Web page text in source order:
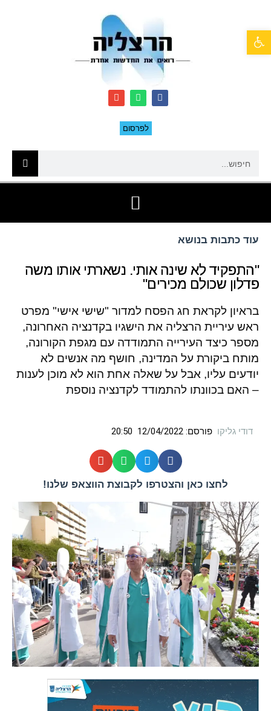
לפרסום
עוד כתבות בנושא
"התפקיד לא שינה אותי. נשארתי אותו משה
פדלון שכולם מכירים"
בראיון לקראת חג הפסח למדור "שישי אישי" מפרט
ראש עיריית הרצליה את הישגיו בקדנציה האחרונה,
מספר כיצד העירייה התמודדה עם מגפת הקורונה,
מותח ביקורת על המדינה, חושף מה אנשים לא
יודעים עליו, אבל על שאלה אחת הוא לא מוכן לענות
– האם בכוונתו להתמודד לקדנציה נוספת
דודי גליקו פורסם: 12/04/2022
20:50
לחצו כאן והצטרפו לקבוצת הווצאפ שלנו!
פתח סרגל נגישות